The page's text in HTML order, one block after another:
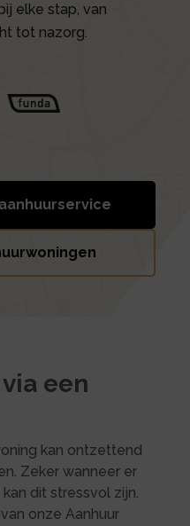
elke stap, van
tot nazorg.
een
kan ontzettend
Zeker wanneer er
dit stressvol zijn.
onze Aanhuur